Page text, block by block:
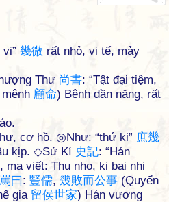
幾微 rất nhỏ, vi tế, mảy
Thư 尚書: “Tật đại tiệm,
顧命) Bệnh dần nặng, rất
cơ hồ. ◎Như: “thứ ki” 庶幾
kịp. ◇Sử Kí 史記: “Hán
viết: Thụ nho, ki bại nhi
罵曰: 豎儒, 幾敗而公事 (Quyển
gia 留侯世家) Hán vương